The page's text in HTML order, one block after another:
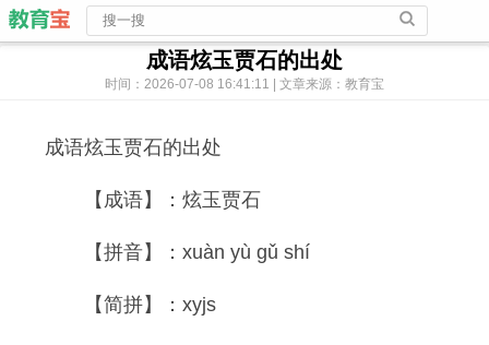
成语炫玉贾石的出处
时间：2026-07-08 16:41:11 | 文章来源：教育宝
成语炫玉贾石的出处
【成语】：炫玉贾石
【拼音】：xuàn yù gǔ shí
【简拼】：xyjs